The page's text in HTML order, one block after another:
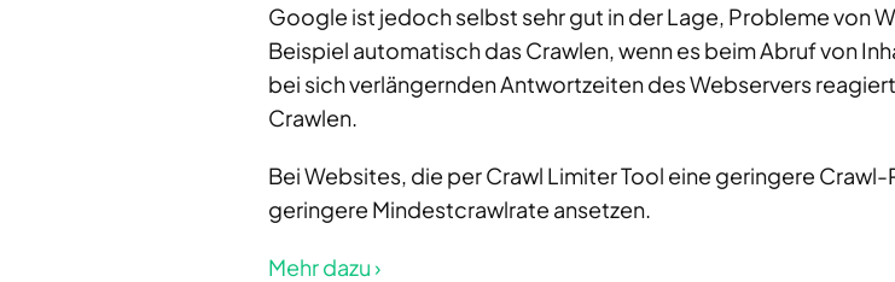
Google ist jedoch selbst sehr gut in der Lage, Probleme von
Beispiel automatisch das Crawlen, wenn es beim Abruf von
bei sich verlängernden Antwortzeiten des Webservers
Crawlen.
Bei Websites, die per Crawl Limiter Tool eine geringere
geringere Mindestcrawlrate ansetzen.
Mehr dazu ›